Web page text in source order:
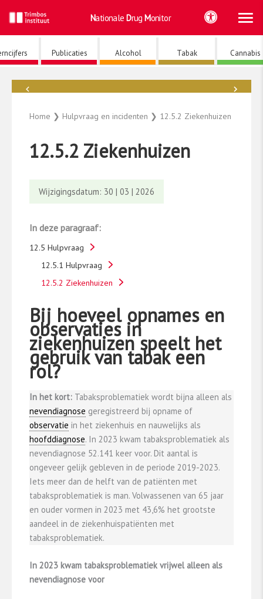
naar
de
inhoud
Nationale Drug Monitor
Publicaties Alcohol Tabak Cannabis
Home ❯ Hulpvraag en incidenten ❯ 12.5.2 Ziekenhuizen
12.5.2 Ziekenhuizen
Wijzigingsdatum: 30 | 03 | 2026
In deze paragraaf:
12.5 Hulpvraag
12.5.1 Hulpvraag
12.5.2 Ziekenhuizen
Bij hoeveel opnames en
observaties in
ziekenhuizen speelt het
gebruik van tabak een
rol?
In het kort: Tabaksproblematiek wordt bijna alleen als
nevendiagnose geregistreerd bij opname of
observatie in het ziekenhuis en nauwelijks als
hoofddiagnose. In 2023 kwam tabaksproblematiek als
nevendiagnose 52.141 keer voor. Dit aantal is
ongeveer gelijk gebleven in de periode 2019-2023.
Iets meer dan de helft van de patiënten met
tabaksproblematiek is man. Volwassenen van 65 jaar
en ouder vormen in 2023 met 43,6% het grootste
aandeel in de ziekenhuispatiënten met
tabaksproblematiek.
In 2023 kwam tabaksproblematiek vrijwel alleen als
nevendiagnose voor
→
←